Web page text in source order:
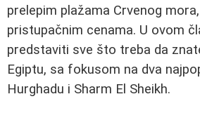
prelepim plažama Crvenog
pristupačnim cenama. U ovom
predstaviti sve što treba da
Egiptu, sa fokusom na dva
Hurghadu i Sharm El Sheikh.